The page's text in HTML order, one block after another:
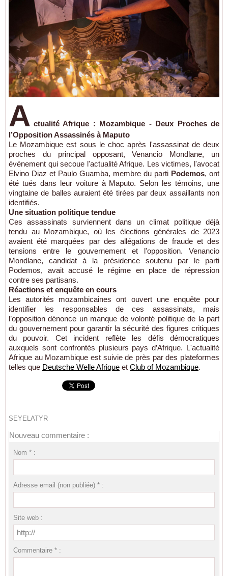
A ctualité Afrique : Mozambique - Deux Proches de
l’Opposition Assassinés à Maputo
Le Mozambique est sous le choc après l'assassinat de deux
proches du principal opposant, Venancio Mondlane, un
événement qui secoue l'actualité Afrique. Les victimes, l'avocat
Elvino Diaz et Paulo Guamba, membre du parti Podemos, ont
été tués dans leur voiture à Maputo. Selon les témoins, une
vingtaine de balles auraient été tirées par deux assaillants non
identifiés.
Une situation politique tendue
Ces assassinats surviennent dans un climat politique déjà
tendu au Mozambique, où les élections générales de 2023
avaient été marquées par des allégations de fraude et des
tensions entre le gouvernement et l'opposition. Venancio
Mondlane, candidat à la présidence soutenu par le parti
Podemos, avait accusé le régime en place de répression
contre ses partisans.
Réactions et enquête en cours
Les autorités mozambicaines ont ouvert une enquête pour
identifier les responsables de ces assassinats, mais
l’opposition dénonce un manque de volonté politique de la part
du gouvernement pour garantir la sécurité des figures critiques
du pouvoir. Cet incident reflète les défis démocratiques
auxquels sont confrontés plusieurs pays d’Afrique. L'actualité
Afrique au Mozambique est suivie de près par des plateformes
telles que Deutsche Welle Afrique et Club of Mozambique.
SEYELATYR
Nouveau commentaire :
Nom * :
Adresse email (non publiée) * :
Site web :
Commentaire * :